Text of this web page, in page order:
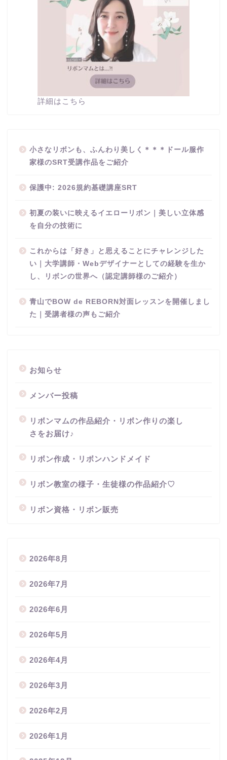
詳細はこちら
小さなリボンも、ふんわり美しく＊＊＊ドール服作
家様のSRT受講作品をご紹介
保護中: 2026規約基礎講座SRT
初夏の装いに映えるイエローリボン｜美しい立体感
を自分の技術に
これからは「好き」と思えることにチャレンジした
い｜大学講師・Webデザイナーとしての経験を生か
し、リボンの世界へ（認定講師様のご紹介）
青山でBOW de REBORN対面レッスンを開催しまし
た｜受講者様の声もご紹介
お知らせ
メンバー投稿
リボンマムの作品紹介・リボン作りの楽し
さをお届け♪
リボン作成・リボンハンドメイド
リボン教室の様子・生徒様の作品紹介♡
リボン資格・リボン販売
2026年8月
2026年7月
2026年6月
2026年5月
2026年4月
2026年3月
2026年2月
2026年1月